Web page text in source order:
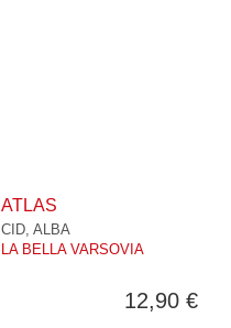
ATLAS
CID, ALBA
LA BELLA VARSOVIA
12,90 €